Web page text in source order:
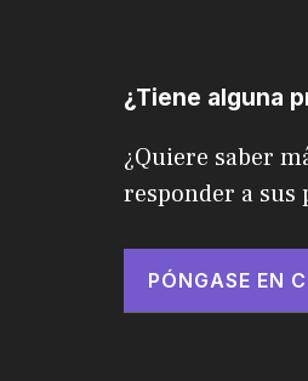
¿Tiene alguna
¿Quiere saber
responder a sus
PÓNGASE EN